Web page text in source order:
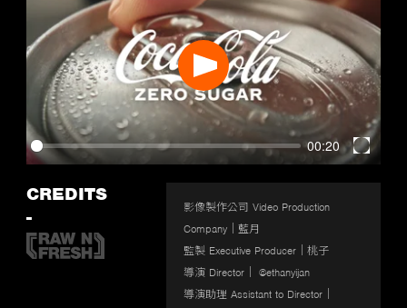
00:20
Enter
Play
CREDITS
-
影像製作公司 Video Production
Company｜藍月
監製 Executive Producer｜桃子
導演 Director｜ @ethanyijan
導演助理 Assistant to Director｜